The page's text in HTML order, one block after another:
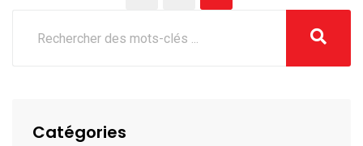
Catégories